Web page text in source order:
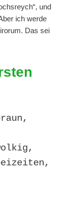
und
ich werde
Das sei